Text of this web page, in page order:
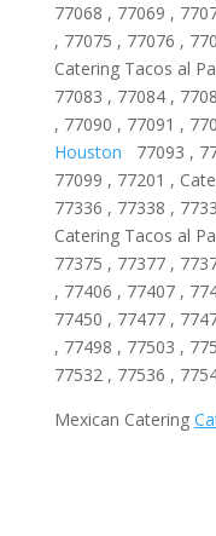
77068 , 77069 ,
, 77075 , 77076 ,
Catering Tacos al
77083 , 77084 ,
, 77090 , 77091 ,
Houston
77093 ,
77099 , 77201 ,
77336 , 77338 ,
Catering Tacos al
77375 , 77377 ,
, 77406 , 77407 ,
77450 , 77477 ,
, 77498 , 77503 ,
77532 , 77536 ,
Mexican Catering